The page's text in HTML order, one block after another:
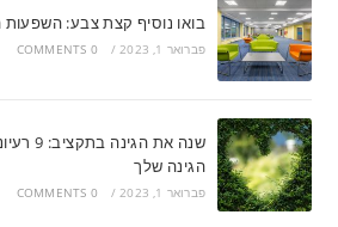
בואו נוסיף קצת צבע:
פברואר 1, 2023 /
0 COMMENTS
שנה את
הגינה שלך
פברואר 1, 2023 /
0 COMMENTS